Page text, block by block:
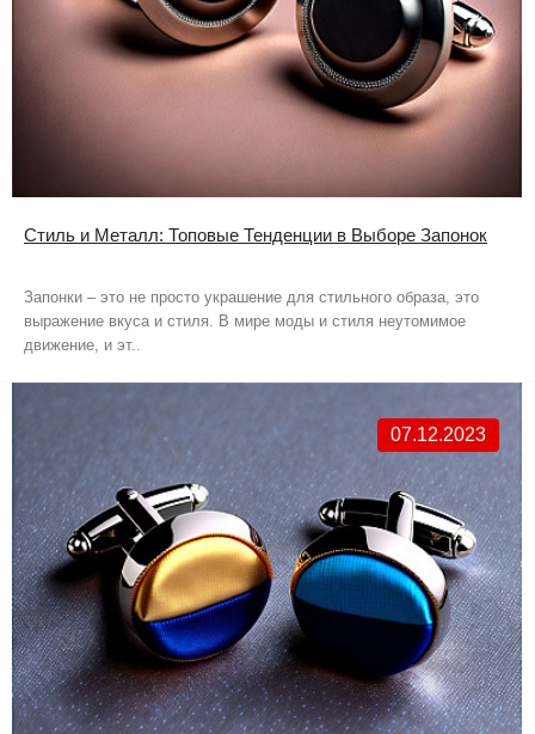
Стиль и Металл: Топовые Тенденции в Выборе Запонок
Запонки – это не просто украшение для стильного образа, это
выражение вкуса и стиля. В мире моды и стиля неутомимое
движение, и эт..
07.12.2023